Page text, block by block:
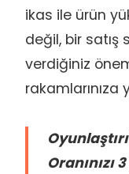
ikas ile ürün
değil, bir satış
verdiğiniz
rakamlarınıza
Oranınızı